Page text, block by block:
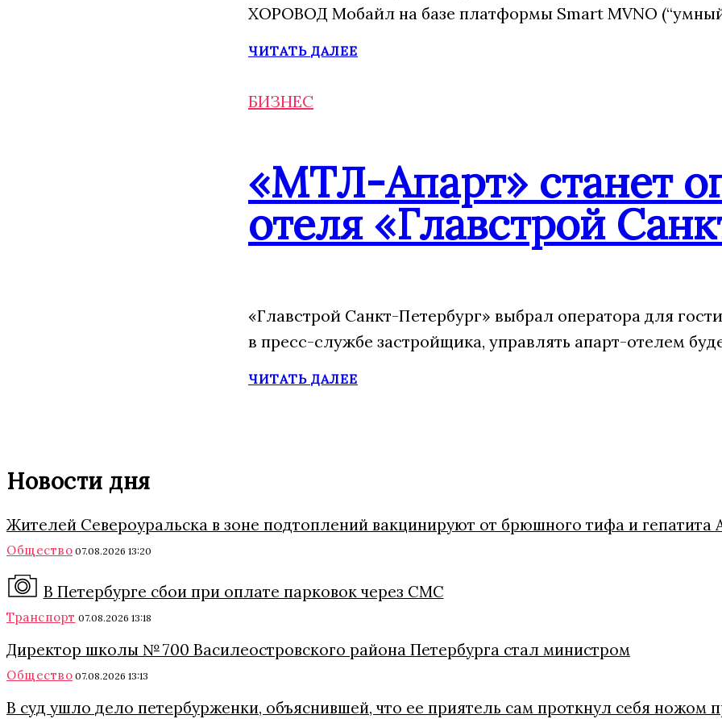
ХОРОВОД Мобайл на базе платформы Smart MVNO
ЧИТАТЬ ДАЛЕЕ
БИЗНЕС
«МТЛ-Апарт» станет
отеля «Главстрой
«Главстрой Санкт-Петербург» выбрал оператора для
в пресс-службе застройщика, управлять апарт-отелем
ЧИТАТЬ ДАЛЕЕ
Новости дня
Жителей Североуральска в зоне подтоплений вакцинируют от брюшного тифа и гепатита
Общество 07.08.2026 13:20
В Петербурге сбои при оплате парковок через СМС
Транспорт 07.08.2026 13:18
Директор школы № 700 Василеостровского района Петербурга стал министром
Общество 07.08.2026 13:13
В суд ушло дело петербурженки, объяснившей, что ее приятель сам проткнул себя ножом